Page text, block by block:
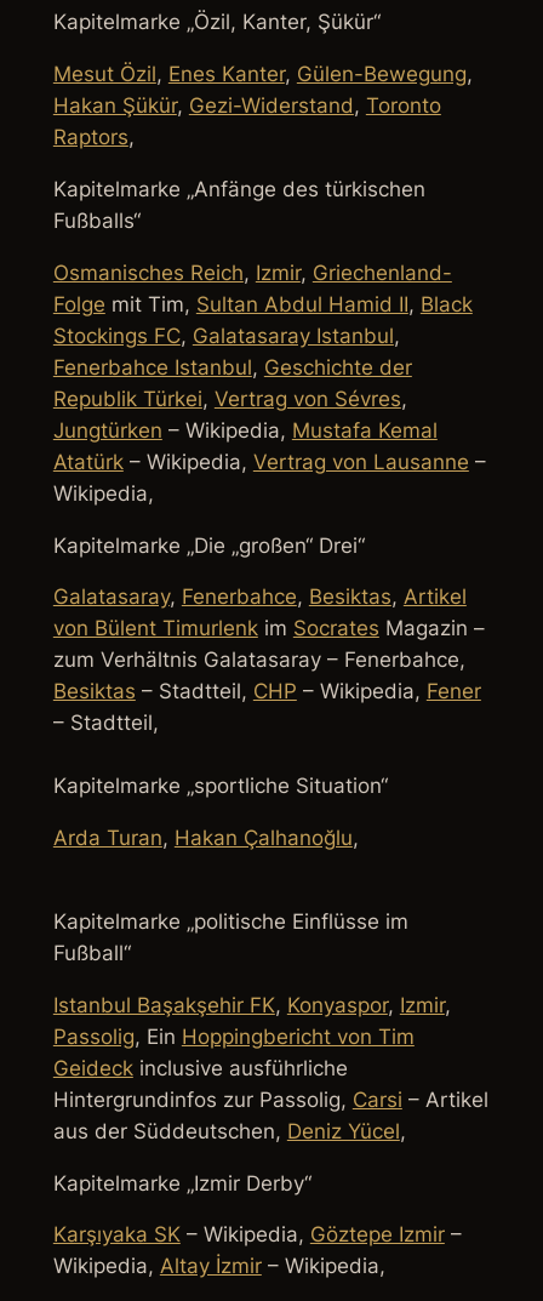
Kapitelmarke „Özil, Kanter, Şükür“
Mesut Özil, Enes Kanter, Gülen-Bewegung,
Hakan Şükür, Gezi-Widerstand, Toronto
Raptors,
Kapitelmarke „Anfänge des türkischen
Fußballs“
Osmanisches Reich, Izmir, Griechenland-
Folge mit Tim, Sultan Abdul Hamid II, Black
Stockings FC, Galatasaray Istanbul,
Fenerbahce Istanbul, Geschichte der
Republik Türkei, Vertrag von Sévres,
Jungtürken – Wikipedia, Mustafa Kemal
Atatürk– Wikipedia, Vertrag von Lausanne –
Wikipedia,
Kapitelmarke „Die „großen“ Drei“
Galatasaray, Fenerbahce, Besiktas, Artikel
von Bülent Timurlenkim Socrates Magazin –
zum Verhältnis Galatasaray – Fenerbahce,
Besiktas – Stadtteil, CHP – Wikipedia, Fener
– Stadtteil,
Kapitelmarke „sportliche Situation“
Arda Turan, Hakan Çalhanoğlu,
Kapitelmarke „politische Einflüsse im
Fußball“
Istanbul Başakşehir FK, Konyaspor, Izmir,
Passolig, Ein Hoppingbericht von Tim
Geideckinclusive ausführliche
Hintergrundinfos zur Passolig, Carsi – Artikel
aus der Süddeutschen, Deniz Yücel,
Kapitelmarke „Izmir Derby“
Karşıyaka SK– Wikipedia, Göztepe Izmir–
Wikipedia, Altay İzmir– Wikipedia,